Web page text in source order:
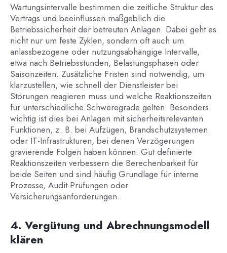
Wartungsintervalle bestimmen die zeitliche Struktur des
Vertrags und beeinflussen maßgeblich die
Betriebssicherheit der betreuten Anlagen. Dabei geht es
nicht nur um feste Zyklen, sondern oft auch um
anlassbezogene oder nutzungsabhängige Intervalle,
etwa nach Betriebsstunden, Belastungsphasen oder
Saisonzeiten. Zusätzliche Fristen sind notwendig, um
klarzustellen, wie schnell der Dienstleister bei
Störungen reagieren muss und welche Reaktionszeiten
für unterschiedliche Schweregrade gelten. Besonders
wichtig ist dies bei Anlagen mit sicherheitsrelevanten
Funktionen, z. B. bei Aufzügen, Brandschutzsystemen
oder IT-Infrastrukturen, bei denen Verzögerungen
gravierende Folgen haben können. Gut definierte
Reaktionszeiten verbessern die Berechenbarkeit für
beide Seiten und sind häufig Grundlage für interne
Prozesse, Audit-Prüfungen oder
Versicherungsanforderungen.
4. Vergütung und Abrechnungsmodell
klären